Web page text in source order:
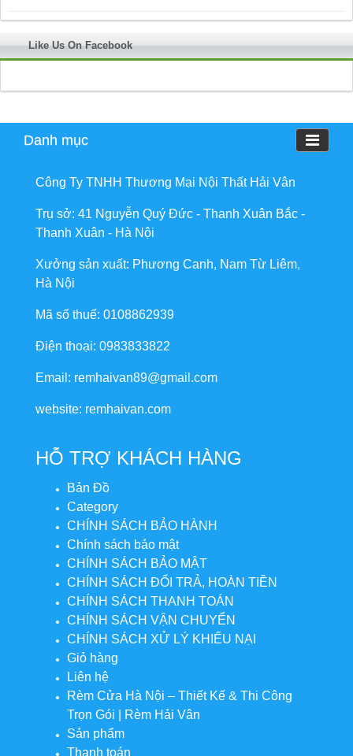
Like Us On Facebook
Danh mục
Công Ty TNHH Thương Mại Nội Thất Hải Vân
Trụ sở: 41 Nguyễn Quý Đức - Thanh Xuân Bắc -
Thanh Xuân - Hà Nội
Xưởng sản xuất: Phương Canh, Nam Từ Liêm,
Hà Nội
Mã số thuế: 0108862939
Điện thoại: 0983833822
Email: remhaivan89@gmail.com
website: remhaivan.com
HỖ TRỢ KHÁCH HÀNG
Bản Đồ
Category
CHÍNH SÁCH BẢO HÀNH
Chính sách bảo mật
CHÍNH SÁCH BẢO MẬT
CHÍNH SÁCH ĐỔI TRẢ, HOÀN TIỀN
CHÍNH SÁCH THANH TOÁN
CHÍNH SÁCH VẬN CHUYỂN
CHÍNH SÁCH XỬ LÝ KHIẾU NẠI
Giỏ hàng
Liên hệ
Rèm Cửa Hà Nội – Thiết Kế & Thi Công
Trọn Gói | Rèm Hải Vân
Sản phẩm
Thanh toán